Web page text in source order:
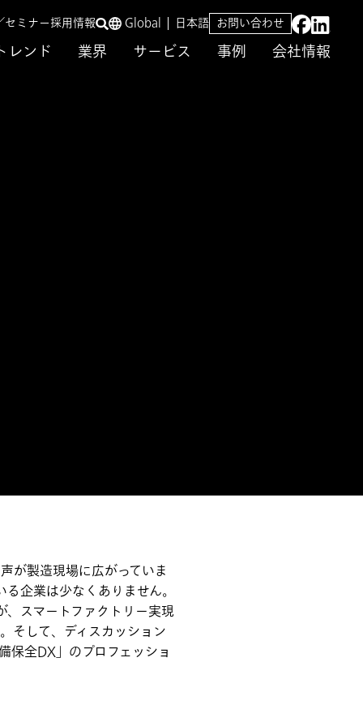
レンド 業界 サービス 事例 会社情報
セミナー採用情報 Global 日本語 お問い合わせ
が製造現場に広がっていま
企業は少なくありません。
、スマートファクトリー実現
そして、ディスカッション
保全DX」のプロフェッショ